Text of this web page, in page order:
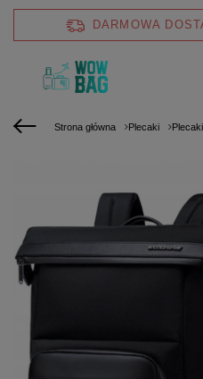
DARMOWA
Strona główna Plecaki